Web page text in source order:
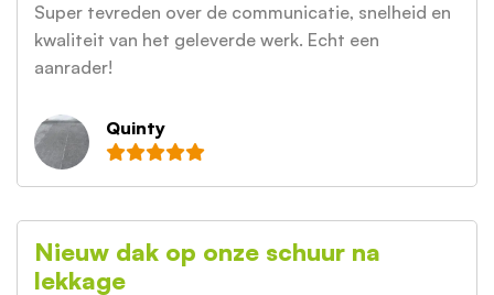
Super tevreden over de communicatie, snelheid en
kwaliteit van het geleverde werk. Echt een
aanrader!
Quinty
Nieuw dak op onze schuur na
lekkage